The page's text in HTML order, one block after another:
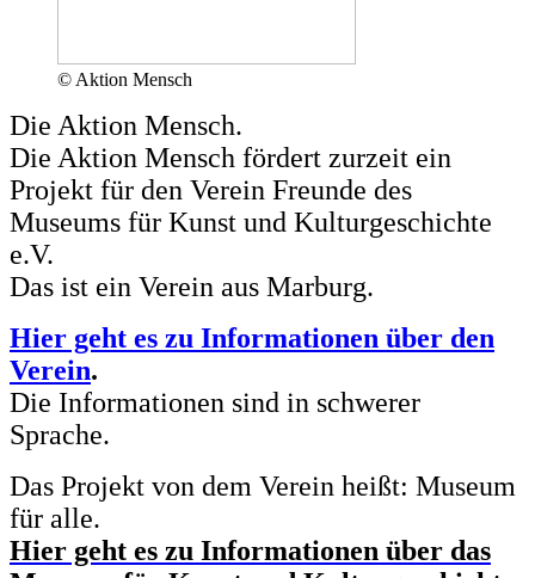
© Aktion Mensch
Die Aktion Mensch.
Die Aktion Mensch fördert zurzeit ein
Projekt für den Verein Freunde des
Museums für Kunst und Kulturgeschichte
e.V.
Das ist ein Verein aus Marburg.
Hier geht es zu Informationen über den
Verein.
Die Informationen sind in schwerer
Sprache.
Das Projekt von dem Verein heißt: Museum
für alle.
Hier geht es zu Informationen über das